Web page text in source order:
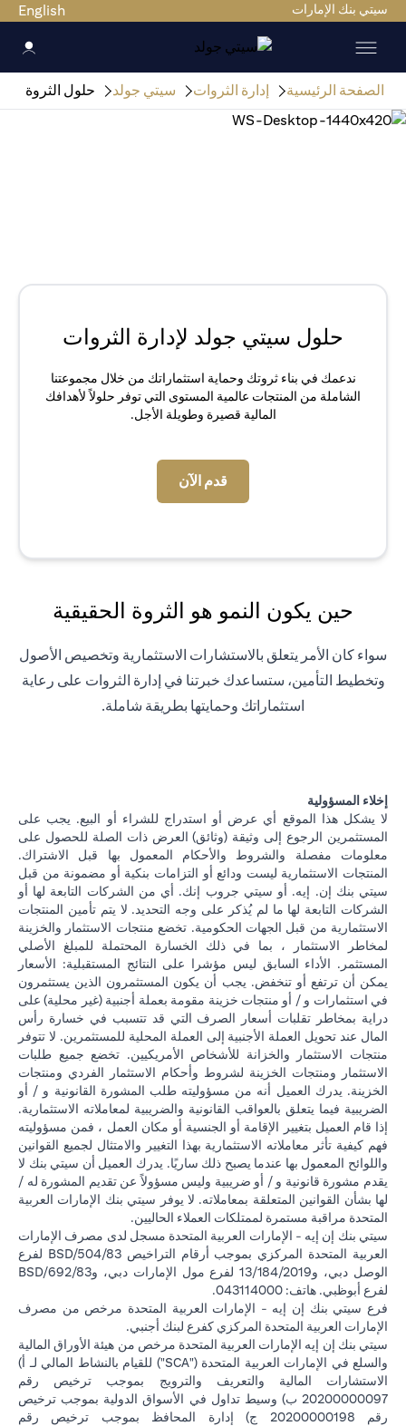
سيتي بنك الإمارات English
الصفحة الرئيسية إدارة الثروات سيتي جولد حلول الثروة
حلول سيتي جولد لإدارة الثروات
ندعمك في بناء ثروتك وحماية استثماراتك من خلال مجموعتنا
الشاملة من المنتجات عالمية المستوى التي توفر حلولاً لأهدافك
المالية قصيرة وطويلة الأجل.
قدم الآن
حين يكون النمو هو الثروة الحقيقية
سواء كان الأمر يتعلق بالاستشارات الاستثمارية وتخصيص الأصول
وتخطيط التأمين، ستساعدك خبرتنا في إدارة الثروات على رعاية
استثماراتك وحمايتها بطريقة شاملة.
إخلاء المسؤولية
لا يشكل هذا الموقع أي عرض أو استدراج للشراء أو البيع. يجب على
المستثمرين الرجوع إلى وثيقة (وثائق) العرض ذات الصلة للحصول على
معلومات مفصلة والشروط والأحكام المعمول بها قبل الاشتراك.
المنتجات الاستثمارية ليست ودائع أو التزامات بنكية أو مضمونة من قبل
سيتي بنك إن. إيه. أو سيتي جروب إنك. أي من الشركات التابعة لها أو
الشركات التابعة لها ما لم يُذكر على وجه التحديد. لا يتم تأمين المنتجات
الاستثمارية من قبل الجهات الحكومية. تخضع منتجات الاستثمار والخزينة
لمخاطر الاستثمار ، بما في ذلك الخسارة المحتملة للمبلغ الأصلي
المستثمر. الأداء السابق ليس مؤشرا على النتائج المستقبلية: الأسعار
يمكن أن ترتفع أو تنخفض. يجب أن يكون المستثمرون الذين يستثمرون
في استثمارات و / أو منتجات خزينة مقومة بعملة أجنبية (غير محلية) على
دراية بمخاطر تقلبات أسعار الصرف التي قد تتسبب في خسارة رأس
المال عند تحويل العملة الأجنبية إلى العملة المحلية للمستثمرين. لا تتوفر
منتجات الاستثمار والخزانة للأشخاص الأمريكيين. تخضع جميع طلبات
الاستثمار ومنتجات الخزينة لشروط وأحكام الاستثمار الفردي ومنتجات
الخزينة. يدرك العميل أنه من مسؤوليته طلب المشورة القانونية و / أو
الضريبية فيما يتعلق بالعواقب القانونية والضريبية لمعاملاته الاستثمارية.
إذا قام العميل بتغيير الإقامة أو الجنسية أو مكان العمل ، فمن مسؤوليته
فهم كيفية تأثر معاملاته الاستثمارية بهذا التغيير والامتثال لجميع القوانين
واللوائح المعمول بها عندما يصبح ذلك ساريًا. يدرك العميل أن سيتي بنك لا
يقدم مشورة قانونية و / أو ضريبية وليس مسؤولاً عن تقديم المشورة له /
لها بشأن القوانين المتعلقة بمعاملاته. لا يوفر سيتي بنك الإمارات العربية
المتحدة مراقبة مستمرة لممتلكات العملاء الحاليين.
سيتي بنك إن إيه - الإمارات العربية المتحدة مسجل لدى مصرف الإمارات
العربية المتحدة المركزي بموجب أرقام التراخيص BSD/504/83 لفرع
الوصل دبي، و13/184/2019 لفرع مول الإمارات دبي، وBSD/692/83
لفرع أبوظبي. هاتف: 043114000.
فرع سيتي بنك إن إيه - الإمارات العربية المتحدة مرخص من مصرف
الإمارات العربية المتحدة المركزي كفرع لبنك أجنبي.
سيتي بنك إن إيه الإمارات العربية المتحدة مرخص من هيئة الأوراق المالية
والسلع في الإمارات العربية المتحدة ("SCA") للقيام بالنشاط المالي لـ أ)
الاستشارات المالية والتعريف والترويج بموجب ترخيص رقم
20200000097 ب) وسيط تداول في الأسواق الدولية بموجب ترخيص
رقم 20200000198 ج) إدارة المحافظ بموجب ترخيص رقم